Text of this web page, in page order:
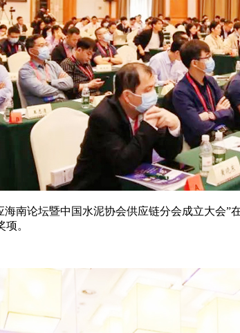
南论坛暨中国水泥协会供应链分会成立大会
项。